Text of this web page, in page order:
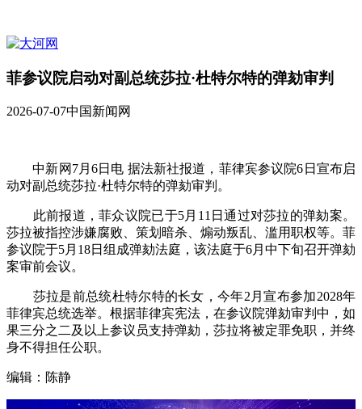
菲参议院启动对副总统莎拉·杜特尔特的弹劾审判
2026-07-07中国新闻网
中新网7月6日电 据法新社报道，菲律宾参议院6日宣布启
动对副总统莎拉·杜特尔特的弹劾审判。
此前报道，菲众议院已于5月11日通过对莎拉的弹劾案。
莎拉被指控涉嫌腐败、策划暗杀、煽动叛乱、滥用职权等。菲
参议院于5月18日组成弹劾法庭，该法庭于6月中下旬召开弹劾
案审前会议。
莎拉是前总统杜特尔特的长女，今年2月宣布参加2028年
菲律宾总统选举。根据菲律宾宪法，在参议院弹劾审判中，如
果三分之二及以上参议员支持弹劾，莎拉将被定罪免职，并终
身不得担任公职。
编辑：陈静